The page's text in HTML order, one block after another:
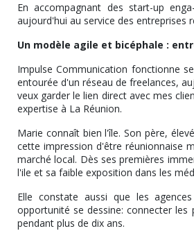
En accompagnant des start-up
aujourd'hui au service des entreprises
Un modèle agile et bicéphale :
Impulse Communication fonctionne
entourée d'un réseau de freelances,
veux garder le lien direct avec mes
expertise à La Réunion.
Marie connaît bien l'île. Son père,
cette impression d'être réunionnaise
marché local. Dès ses premières
l'ile et sa faible exposition dans les
Elle constate aussi que les
opportunité se dessine: connecter
pendant plus de dix ans.